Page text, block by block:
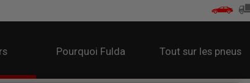
Pourquoi Fulda Tout sur les pneus